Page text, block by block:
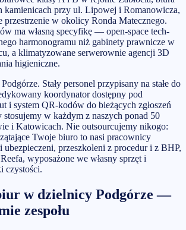
kamienicach przy ul. Lipowej i Romanowicza,
przestrzenie w okolicy Ronda Matecznego.
ma własną specyfikę — open-space tech-
harmonogramu niż gabinety prawnicze w
a klimatyzowane serwerownie agencji 3D
higieniczne.
Stały personel przypisany na stałe do
koordynator dostępny pod
i system QR-kodów do bieżących zgłoszeń
w każdym z naszych ponad 50
i Katowicach. Nie outsourcujemy nikogo:
Twoje biuro to nasi pracownicy
ubezpieczeni, przeszkoleni z procedur i z BHP,
wyposażone we własny sprzęt i
czystości.
w dzielnicy Podgórze —
zespołu